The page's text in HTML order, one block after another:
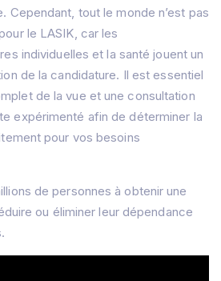
Cependant, tout le monde n’est pas
le LASIK, car les
individuelles et la santé jouent un
de la candidature. Il est essentiel
de la vue et une consultation
expérimenté afin de déterminer la
pour vos besoins
de personnes à obtenir une
ou éliminer leur dépendance